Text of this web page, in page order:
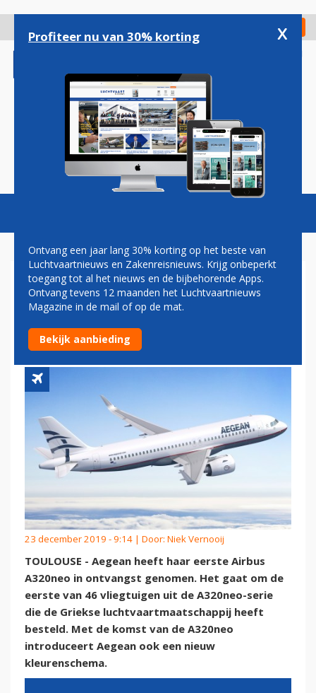
gaan
Check in
Magazine Podcasts Vacatures
AEGEAN NEEMT EERSTE
AIRBUS A320NEO IN
ONTVANGST
23 december 2019 - 9:14 | Door: Niek Vernooij
TOULOUSE - Aegean heeft haar eerste Airbus
A320neo in ontvangst genomen. Het gaat om de
eerste van 46 vliegtuigen uit de A320neo-serie
die de Griekse luchtvaartmaatschappij heeft
besteld. Met de komst van de A320neo
introduceert Aegean ook een nieuw
kleurenschema.
Profiteer nu van 30% korting x
Ontvang een jaar lang 30% korting op het beste van
Luchtvaartnieuws en Zakenreisnieuws. Krijg onbeperkt
toegang tot al het nieuws en de bijbehorende Apps.
Ontvang tevens 12 maanden het Luchtvaartnieuws
Magazine in de mail of op de mat.
Bekijk aanbieding